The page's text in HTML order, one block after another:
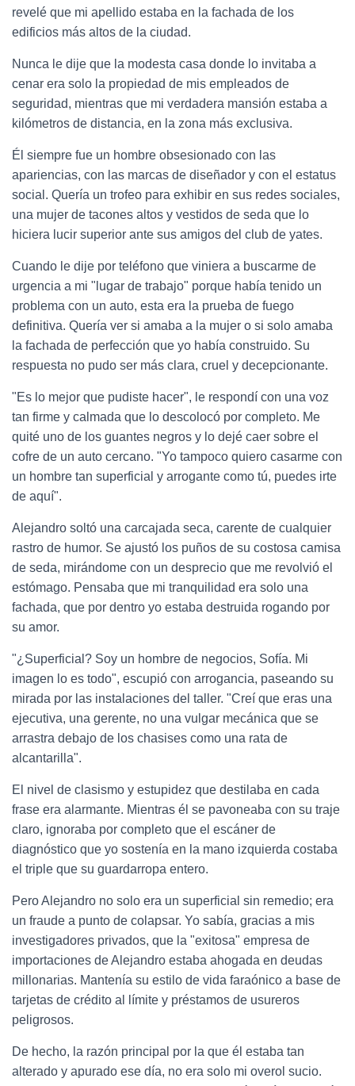
revelé que mi apellido estaba en la fachada de los
edificios más altos de la ciudad.
Nunca le dije que la modesta casa donde lo invitaba a
cenar era solo la propiedad de mis empleados de
seguridad, mientras que mi verdadera mansión estaba a
kilómetros de distancia, en la zona más exclusiva.
Él siempre fue un hombre obsesionado con las
apariencias, con las marcas de diseñador y con el estatus
social. Quería un trofeo para exhibir en sus redes sociales,
una mujer de tacones altos y vestidos de seda que lo
hiciera lucir superior ante sus amigos del club de yates.
Cuando le dije por teléfono que viniera a buscarme de
urgencia a mi "lugar de trabajo" porque había tenido un
problema con un auto, esta era la prueba de fuego
definitiva. Quería ver si amaba a la mujer o si solo amaba
la fachada de perfección que yo había construido. Su
respuesta no pudo ser más clara, cruel y decepcionante.
"Es lo mejor que pudiste hacer", le respondí con una voz
tan firme y calmada que lo descolocó por completo. Me
quité uno de los guantes negros y lo dejé caer sobre el
cofre de un auto cercano. "Yo tampoco quiero casarme con
un hombre tan superficial y arrogante como tú, puedes irte
de aquí".
Alejandro soltó una carcajada seca, carente de cualquier
rastro de humor. Se ajustó los puños de su costosa camisa
de seda, mirándome con un desprecio que me revolvió el
estómago. Pensaba que mi tranquilidad era solo una
fachada, que por dentro yo estaba destruida rogando por
su amor.
"¿Superficial? Soy un hombre de negocios, Sofía. Mi
imagen lo es todo", escupió con arrogancia, paseando su
mirada por las instalaciones del taller. "Creí que eras una
ejecutiva, una gerente, no una vulgar mecánica que se
arrastra debajo de los chasises como una rata de
alcantarilla".
El nivel de clasismo y estupidez que destilaba en cada
frase era alarmante. Mientras él se pavoneaba con su traje
claro, ignoraba por completo que el escáner de
diagnóstico que yo sostenía en la mano izquierda costaba
el triple que su guardarropa entero.
Pero Alejandro no solo era un superficial sin remedio; era
un fraude a punto de colapsar. Yo sabía, gracias a mis
investigadores privados, que la "exitosa" empresa de
importaciones de Alejandro estaba ahogada en deudas
millonarias. Mantenía su estilo de vida faraónico a base de
tarjetas de crédito al límite y préstamos de usureros
peligrosos.
De hecho, la razón principal por la que él estaba tan
alterado y apurado ese día, no era solo mi overol sucio.